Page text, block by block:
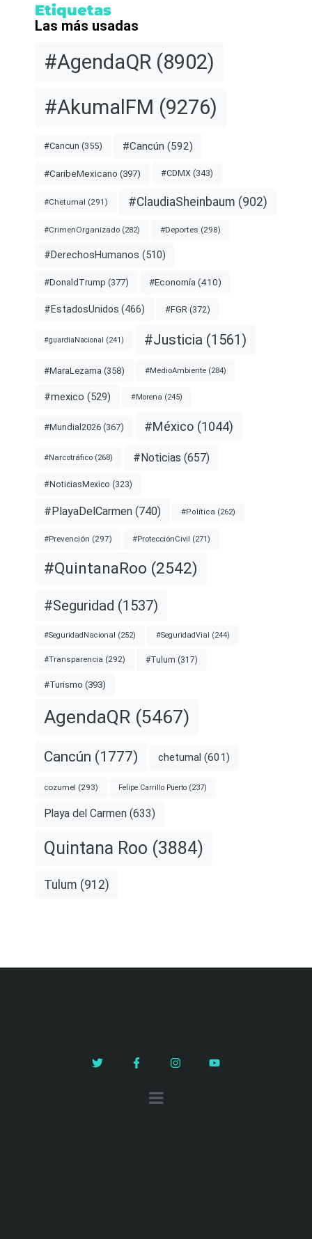
Etiquetas
Las más usadas
#AgendaQR (8902)
#AkumalFM (9276)
#Cancun (355) #Cancún (592)
#CaribeMexicano (397) #CDMX (343)
#Chetumal (291) #ClaudiaSheinbaum (902)
#CrimenOrganizado (282) #Deportes (298)
#DerechosHumanos (510)
#DonaldTrump (377) #Economía (410)
#EstadosUnidos (466) #FGR (372)
#guardiaNacional (241) #Justicia (1561)
#MaraLezama (358) #MedioAmbiente (284)
#mexico (529) #Morena (245)
#Mundial2026 (367) #México (1044)
#Narcotráfico (268) #Noticias (657)
#NoticiasMexico (323)
#PlayaDelCarmen (740) #Política (262)
#Prevención (297) #ProtecciónCivil (271)
#QuintanaRoo (2542)
#Seguridad (1537)
#SeguridadNacional (252) #SeguridadVial (244)
#Transparencia (292) #Tulum (317)
#Turismo (393)
AgendaQR (5467)
Cancún (1777) chetumal (601)
cozumel (293) Felipe Carrillo Puerto (237)
Playa del Carmen (633)
Quintana Roo (3884)
Tulum (912)